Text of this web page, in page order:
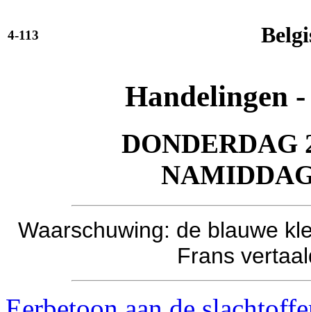
4-113
Handelingen
DONDERDAG
Waarschuwing: de blauwe
Frans